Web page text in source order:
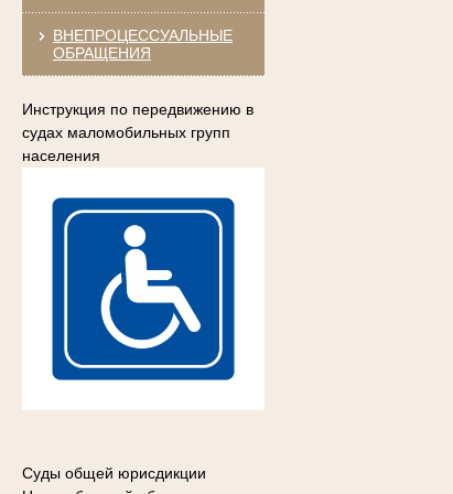
ВНЕПРОЦЕССУАЛЬНЫЕ
ОБРАЩЕНИЯ
Инструкция по передвижению в
судах маломобильных групп
населения
Суды общей юрисдикции